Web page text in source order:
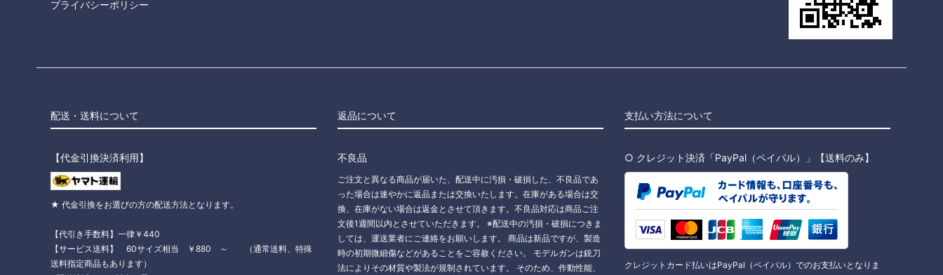
プライバシーポリシー
配送・送料について
【代金引換決済利用】
★ 代金引換をお選びの方の配送方法となります。
【代引き手数料】一律￥440
【サービス送料】 60サイズ相当 ￥880 ～ （通常送料、特殊
送料指定商品もあります）
返品について
不良品
ご注文と異なる商品が届いた、配送中に汚損・破損した、不良品であ
った場合は速やかに返品または交換いたします。在庫がある場合は交
換、在庫がない場合は返金とさせて頂きます。不良品対応は商品ご注
文後1週間以内とさせていただきます。 ※配送中の汚損・破損につきま
しては、運送業者にご連絡をお願いします。 商品は新品ですが、製造
時の初期微細傷などがあることをご容赦ください。 モデルガンは銃刀
法によりその材質や製法が規制されています。 そのため、作動性能、
支払い方法について
○ クレジット決済「PayPal（ペイパル）」【送料のみ】
クレジットカード払いはPayPal（ペイパル）でのお支払いとなりま